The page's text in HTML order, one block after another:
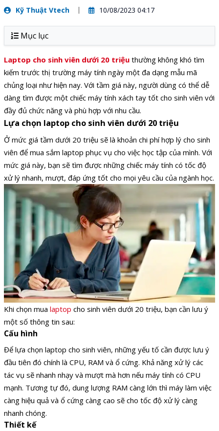
Kỹ Thuật Vtech 10/08/2023 04:17
Mục lục
Laptop cho sinh viên dưới 20 triệu thường không khó tìm
kiếm trước thị trường máy tính ngày một đa dạng mẫu mã
chủng loại như hiện nay. Với tầm giá này, người dùng có thể dễ
dàng tìm được một chiếc máy tính xách tay tốt cho sinh viên với
đầy đủ chức năng và phù hợp với nhu cầu.
Lựa chọn laptop cho sinh viên dưới 20 triệu
Ở mức giá tầm dưới 20 triệu sẽ là khoản chi phí hợp lý cho sinh
viên để mua sắm laptop phục vụ cho việc học tập của mình. Với
mức giá này, bạn sẽ tìm được những chiếc máy tính có tốc độ
xử lý nhanh, mượt, đáp ứng tốt cho mọi yêu cầu của ngành học.
Khi chọn mua laptop cho sinh viên dưới 20 triệu, bạn cần lưu ý
một số thông tin sau:
Cấu hình
Để lựa chọn laptop cho sinh viên, những yếu tố cần được lưu ý
đầu tiên đó chính là CPU, RAM và ổ cứng. Khả năng xử lý các
tác vụ sẽ nhanh nhạy và mượt mà hơn nếu máy tính có CPU
mạnh. Tương tự đó, dung lượng RAM càng lớn thì máy làm việc
càng hiệu quả và ổ cứng càng cao sẽ cho tốc độ xử lý càng
nhanh chóng.
Thiết kế